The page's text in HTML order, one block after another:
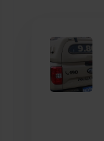
Caetité
Candiba
Cândido